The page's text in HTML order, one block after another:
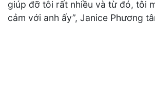
giúp đỡ tôi rất nhiều và từ đó, tôi
cảm với anh ấy”, Janice Phương